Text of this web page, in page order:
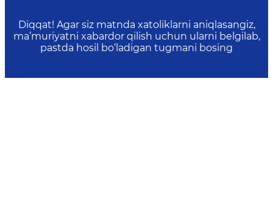
Diqqat! Agar siz matnda xatoliklarni aniqlasangiz,
ma’muriyatni xabardor qilish uchun ularni belgilab,
pastda hosil bo‘ladigan tugmani bosing